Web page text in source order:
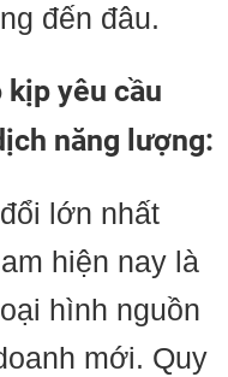
đến đâu.
yêu cầu
năng lượng:
lớn nhất
hiện nay là
hình nguồn
mới. Quy